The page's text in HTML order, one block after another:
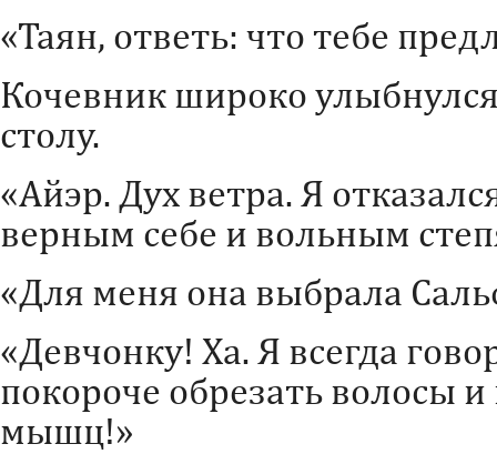
«Таян, ответь: что тебе
Кочевник широко
столу.
«Айэр. Дух ветра. Я
верным себе и вольным
«Для меня она выбрала
«Девчонку! Ха. Я всегда
покороче обрезать волосы
мышц!»